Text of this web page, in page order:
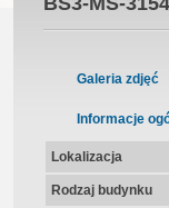
Galeria zdjęć
Informacje
Lokalizacja
Rodzaj budynku